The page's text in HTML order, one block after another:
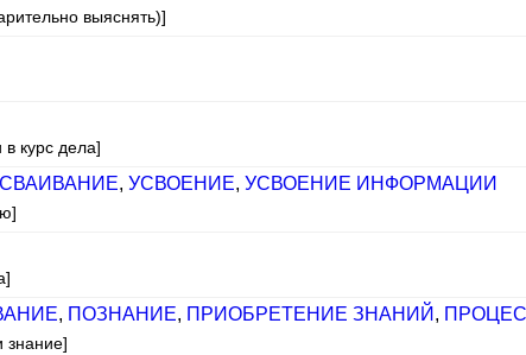
выяснять)]
курс дела]
, УСВОЕНИЕ, УСВОЕНИЕ ИНФОРМАЦИИ
, ПОЗНАНИЕ, ПРИОБРЕТЕНИЕ ЗНАНИЙ ,
знание]